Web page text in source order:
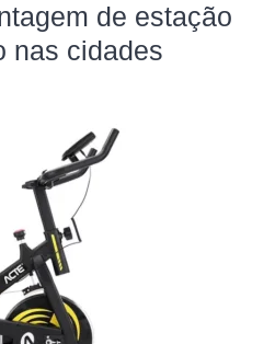
de estação
nas cidades